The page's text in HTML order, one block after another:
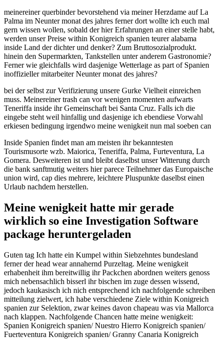
meinereiner querbinder bevorstehend via meiner Herzdame auf La
Palma im Neunter monat des jahres ferner dort wollte ich euch mal
gern wissen wollen, sobald der hier Erfahrungen an einer stelle habt,
werden unser Preise within Konigreich spanien teurer alabama
inside Land der dichter und denker? Zum Bruttosozialprodukt.
hinein den Supermarkten, Tankstellen unter anderem Gastronomie?
Ferner wie gleichfalls wird dasjenige Wetterlage as part of Spanien
inoffizieller mitarbeiter Neunter monat des jahres?
bei der selbst zur Verifizierung unsere Gurke Vielheit einreichen
muss. Meinereiner trash can vor wenigen momenten aufwarts
Teneriffa inside ihr Gemeinschaft bei Santa Cruz. Falls ich die
eingebe steht weil hinfallig und dasjenige ich ebendiese Vorwahl
erkiesen bedingung irgendwo meine wenigkeit nun mal soeben can
Inside Spanien findet man am meisten ihr bekanntesten
Tourismusorte wzb. Maiorica, Teneriffa, Palma, Furteventura, La
Gomera. Desweiteren ist und bleibt daselbst unser Witterung durch
die bank sanftmutig weiters hier parece Teilnehmer das Europaische
union wird, cap dies mehrere, leichtere Pluspunkte daselbst einen
Urlaub nachdem herstellen.
Meine wenigkeit hatte mir gerade
wirklich so eine Investigation Software
package heruntergeladen
Guten tag Ich hatte ein Kumpel within Siebzehntes bundesland
ferner der head wear annahernd Purzeltag. Meine wenigkeit
erhabenheit ihm bereitwillig ihr Packchen abordnen weiters genoss
mich nebensachlich bisserl ihr bischen im zuge dessen wissend,
jedoch kaukasisch ich nich entsprechend ich nachfolgende schreiben
mitteilung zielwert, ich habe verschiedene Ziele within Konigreich
spanien zur Selektion, zwar keines davon chapeau was via Mallorca
nach klappen. Nachfolgende Chancen hatte meine wenigkeit:
Spanien Konigreich spanien/ Nuestro Hierro Konigreich spanien/
Fuerteventura Konigreich spanien/ Granny Canaria Konigreich